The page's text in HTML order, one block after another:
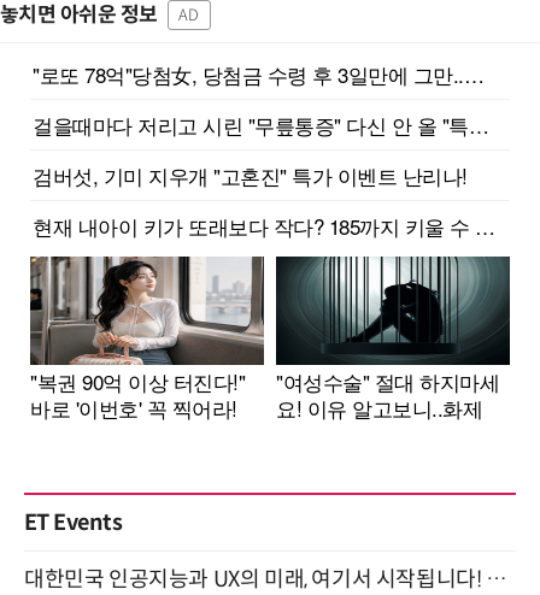
놓치면 아쉬운 정보 AD
ET Events
대한민국 인공지능과 UX의 미래, 여기서 시작됩니다! UX Korea 2026 - Fall 9월 2일 개최